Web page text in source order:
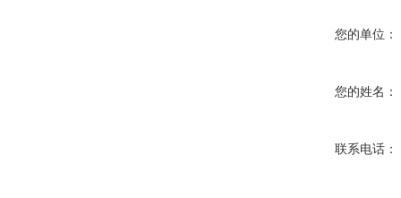
您的单位：
您的姓名：
联系电话：